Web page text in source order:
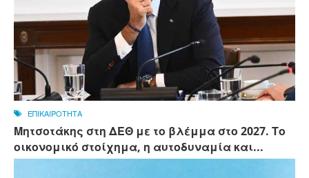
ΕΠΙΚΑΙΡΟΤΗΤΑ
Μητσοτάκης στη ΔΕΘ με το βλέμμα στο 2027. Το
οικονομικό στοίχημα, η αυτοδυναμία και...